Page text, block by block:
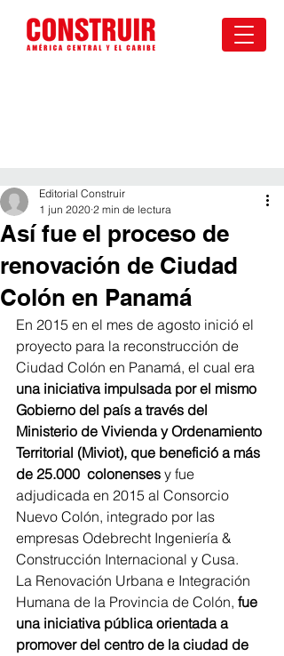
Así fue el proceso de
renovación de Ciudad
Colón en Panamá
Editorial Construir
1 jun 2020 2 min de lectura
En 2015 en el mes de agosto inició el
proyecto para la reconstrucción de
Ciudad Colón en Panamá, el cual era
una iniciativa impulsada por el mismo
Gobierno del país a través del
Ministerio de Vivienda y Ordenamiento
Territorial (Miviot), que benefició a más
de 25.000  colonenses y fue
adjudicada en 2015 al Consorcio
Nuevo Colón, integrado por las
empresas Odebrecht Ingeniería &
Construcción Internacional y Cusa.
La Renovación Urbana e Integración
Humana de la Provincia de Colón, fue
una iniciativa pública orientada a
promover del centro de la ciudad de